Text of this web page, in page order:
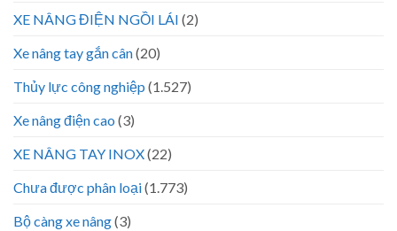
XE NÂNG ĐIỆN NGỒI LÁI (2)
Xe nâng tay gắn cân(20)
Thủy lực công nghiệp (1.527)
Xe nâng điện cao (3)
XE NÂNG TAY INOX(22)
Chưa được phân loại(1.773)
Bộ càng xe nâng(3)